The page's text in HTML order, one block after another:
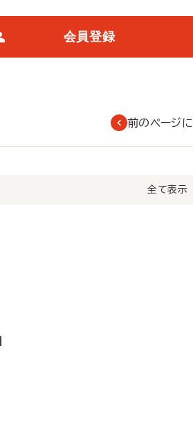
会員登録
前のページ
全て表示